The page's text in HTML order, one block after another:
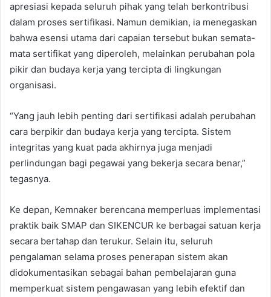
apresiasi kepada seluruh pihak yang telah berkontribusi
dalam proses sertifikasi. Namun demikian, ia menegaskan
bahwa esensi utama dari capaian tersebut bukan semata-
mata sertifikat yang diperoleh, melainkan perubahan pola
pikir dan budaya kerja yang tercipta di lingkungan
organisasi.
“Yang jauh lebih penting dari sertifikasi adalah perubahan
cara berpikir dan budaya kerja yang tercipta. Sistem
integritas yang kuat pada akhirnya juga menjadi
perlindungan bagi pegawai yang bekerja secara benar,”
tegasnya.
Ke depan, Kemnaker berencana memperluas implementasi
praktik baik SMAP dan SIKENCUR ke berbagai satuan kerja
secara bertahap dan terukur. Selain itu, seluruh
pengalaman selama proses penerapan sistem akan
didokumentasikan sebagai bahan pembelajaran guna
memperkuat sistem pengawasan yang lebih efektif dan